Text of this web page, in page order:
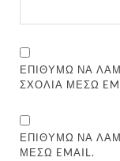
ΕΠΙΘΥΜΏ ΝΑ
ΣΧΌΛΙΑ ΜΈΣΩ
ΕΠΙΘΥΜΏ ΝΑ
ΜΈΣΩ EMAIL.